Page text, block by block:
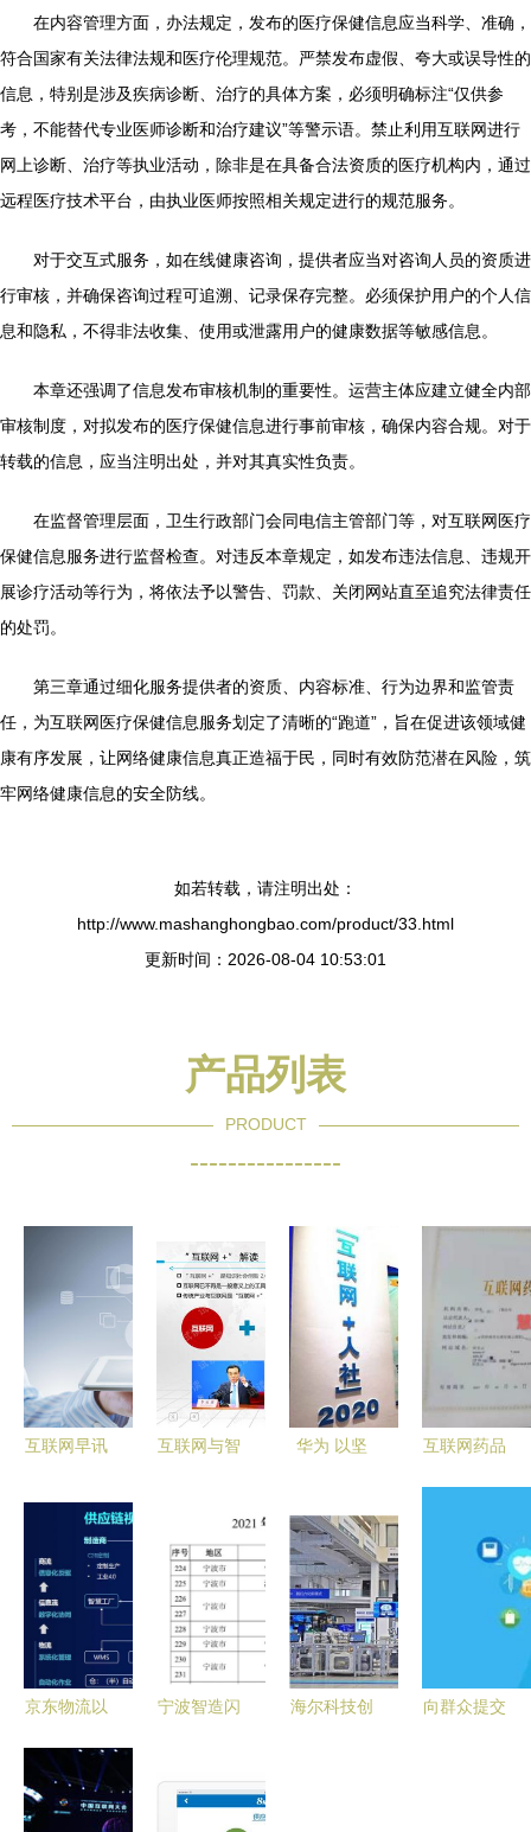
在内容管理方面，办法规定，发布的医疗保健信息应当科学、准确，
符合国家有关法律法规和医疗伦理规范。严禁发布虚假、夸大或误导性的
信息，特别是涉及疾病诊断、治疗的具体方案，必须明确标注“仅供参
考，不能替代专业医师诊断和治疗建议”等警示语。禁止利用互联网进行
网上诊断、治疗等执业活动，除非是在具备合法资质的医疗机构内，通过
远程医疗技术平台，由执业医师按照相关规定进行的规范服务。
对于交互式服务，如在线健康咨询，提供者应当对咨询人员的资质进
行审核，并确保咨询过程可追溯、记录保存完整。必须保护用户的个人信
息和隐私，不得非法收集、使用或泄露用户的健康数据等敏感信息。
本章还强调了信息发布审核机制的重要性。运营主体应建立健全内部
审核制度，对拟发布的医疗保健信息进行事前审核，确保内容合规。对于
转载的信息，应当注明出处，并对其真实性负责。
在监督管理层面，卫生行政部门会同电信主管部门等，对互联网医疗
保健信息服务进行监督检查。对违反本章规定，如发布违法信息、违规开
展诊疗活动等行为，将依法予以警告、罚款、关闭网站直至追究法律责任
的处罚。
第三章通过细化服务提供者的资质、内容标准、行为边界和监管责
任，为互联网医疗保健信息服务划定了清晰的“跑道”，旨在促进该领域健
康有序发展，让网络健康信息真正造福于民，同时有效防范潜在风险，筑
牢网络健康信息的安全防线。
如若转载，请注明出处：
http://www.mashanghongbao.com/product/33.html
更新时间：2026-08-04 10:53:01
产品列表
PRODUCT
----------------
互联网早讯
村、教培巨
头转型素质
赛道，京东
图书激战线
上沙场
互联网与智
慧工厂与智
慧工业整体
规划建设方
案
华为 以坚
起“互联网
+人社”的智
慧云帆
互联网药品
件全面解析
京东物流以
应链 引领
未来互联网
宁波智造闪
业勇夺工信
部2021年
海尔科技创
向群众提交